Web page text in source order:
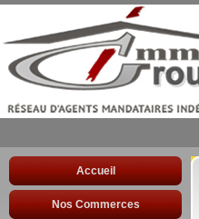
Accueil
Nos Commerces